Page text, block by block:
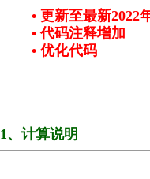
• 更新至最新2022
•代码注释增加
• 优化代码
1、计算说明